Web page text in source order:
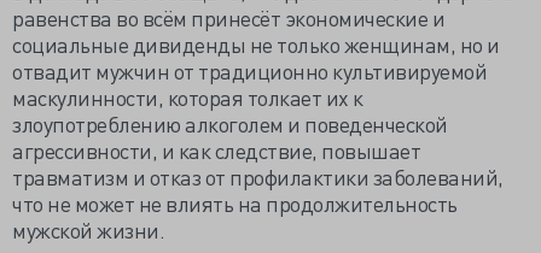
равенства во всём принесёт экономические и
социальные дивиденды не только женщинам, но и
отвадит мужчин от традиционно культивируемой
маскулинности, которая толкает их к
злоупотреблению алкоголем и поведенческой
агрессивности, и как следствие, повышает
травматизм и отказ от профилактики заболеваний,
что не может не влиять на продолжительность
мужской жизни.